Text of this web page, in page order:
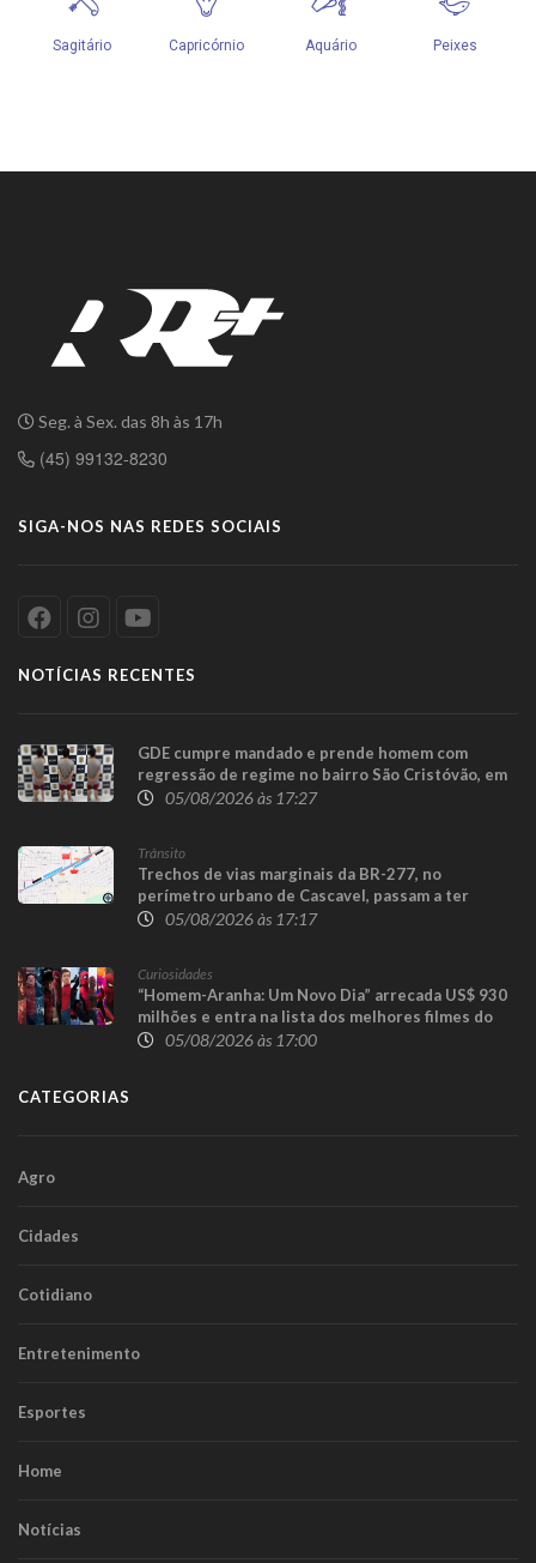
Seg. à Sex. das 8h às 17h
(45) 99132-8230
SIGA-NOS NAS REDES SOCIAIS
NOTÍCIAS RECENTES
GDE cumpre mandado e prende homem com
regressão de regime no bairro São Cristóvão, em
Cascavel
05/08/2026 às 17:27
Trânsito
Trechos de vias marginais da BR-277, no
perímetro urbano de Cascavel, passam a ter
sentido único para execução das obras da
05/08/2026 às 17:17
Curiosidades
“Homem-Aranha: Um Novo Dia” arrecada US$ 930
milhões e entra na lista dos melhores filmes do
herói05/08/2026 às 17:00
CATEGORIAS
Agro
Cidades
Cotidiano
Entretenimento
Esportes
Home
Notícias